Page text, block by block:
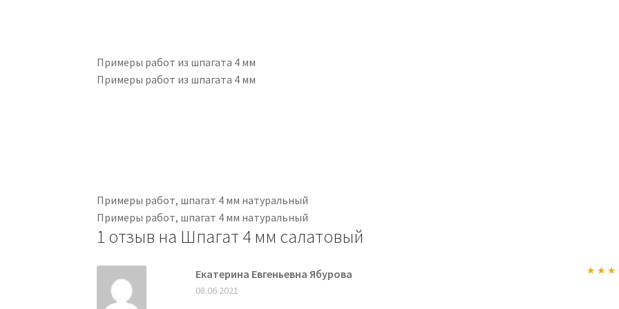
Примеры работ из шпагата 4 мм
Примеры работ из шпагата 4 мм
Примеры работ, шпагат 4 мм натуральный
Примеры работ, шпагат 4 мм натуральный
1 отзыв на Шпагат 4 мм салатовый
Екатерина Евгеньевна Ябурова
08.06.2021